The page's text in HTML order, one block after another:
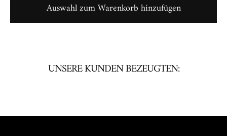
Auswahl zum Warenkorb hinzufügen
UNSERE KUNDEN BEZEUGTEN: